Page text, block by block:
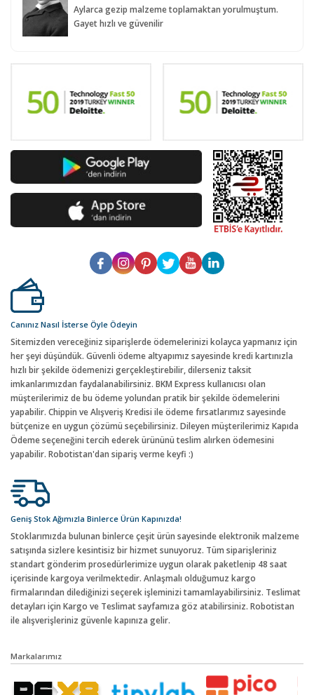
Aylarca gezip malzeme toplamaktan yorulmuştum.
Gayet hızlı ve güvenilir
Canınız Nasıl İsterse Öyle Ödeyin
Sitemizden vereceğiniz siparişlerde ödemelerinizi kolayca yapmanız için
her şeyi düşündük. Güvenli ödeme altyapımız sayesinde kredi kartınızla
hızlı bir şekilde ödemenizi gerçekleştirebilir, dilerseniz taksit
imkanlarımızdan faydalanabilirsiniz. BKM Express kullanıcısı olan
müşterilerimiz de bu ödeme yolundan pratik bir şekilde ödemelerini
yapabilir. Chippin ve Alışveriş Kredisi ile ödeme fırsatlarımız sayesinde
bütçenize en uygun çözümü seçebilirsiniz. Dileyen müşterilerimiz Kapıda
Ödeme seçeneğini tercih ederek ürününü teslim alırken ödemesini
yapabilir. Robotistan'dan sipariş verme keyfi :)
Geniş Stok Ağımızla Binlerce Ürün Kapınızda!
Stoklarımızda bulunan binlerce çeşit ürün sayesinde elektronik malzeme
satışında sizlere kesintisiz bir hizmet sunuyoruz. Tüm siparişleriniz
standart gönderim prosedürlerimize uygun olarak paketlenip 48 saat
içerisinde kargoya verilmektedir. Anlaşmalı olduğumuz kargo
firmalarından dilediğinizi seçerek işleminizi tamamlayabilirsiniz. Teslimat
detayları için Kargo ve Teslimat sayfamıza göz atabilirsiniz. Robotistan
ile alışverişleriniz güvenle kapınıza gelir.
Markalarımız